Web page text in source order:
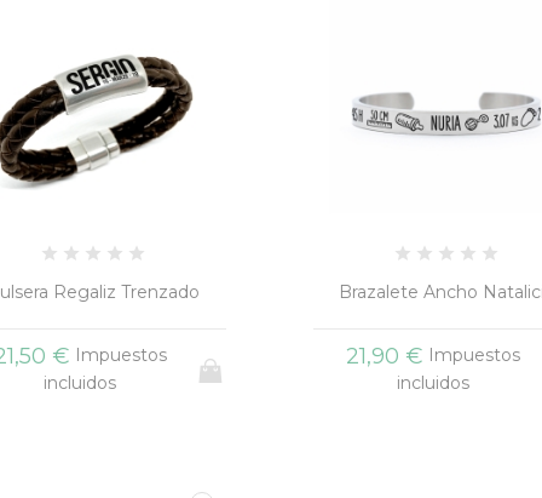
Ancho Natalicio
€ Impuestos
incluidos
Pulsera Resinas Profes
20,90 €
Impuestos
incluidos